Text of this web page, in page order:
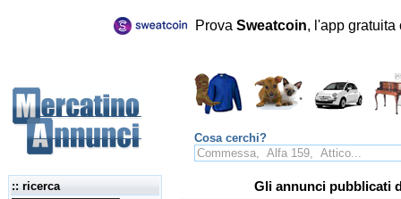
Prova Sweatcoin, l'app
Cosa cerchi?
:: ricerca Gli annunci pubblicati